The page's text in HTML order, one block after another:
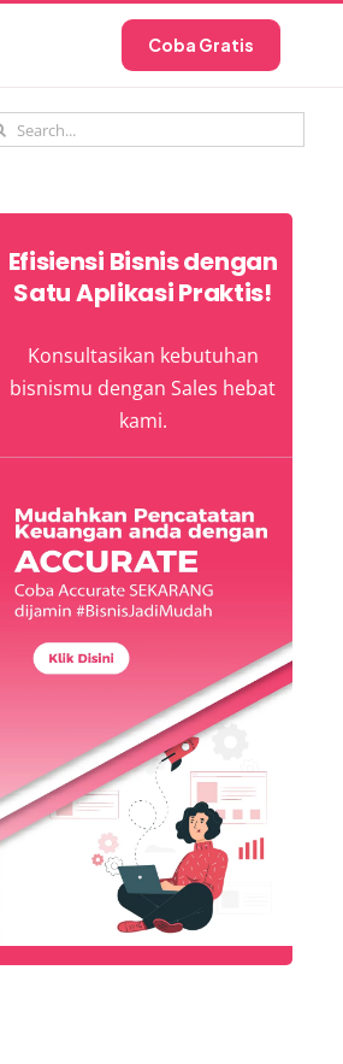
Coba Gratis
Efisiensi Bisnis dengan
Satu Aplikasi Praktis!
Konsultasikan kebutuhan
bisnismu dengan Sales hebat
kami.